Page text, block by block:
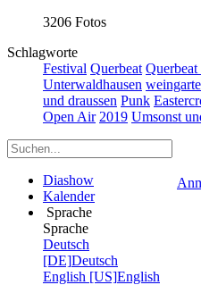
3206 Fotos
Schlagworte
Festival Querbeat Querbeat
Unterwaldhausen
und draussen Punk
Open Air 2019 Umsonst
Diashow
Kalender
Sprache
Sprache
Deutsch
[DE]Deutsch
English [US]English